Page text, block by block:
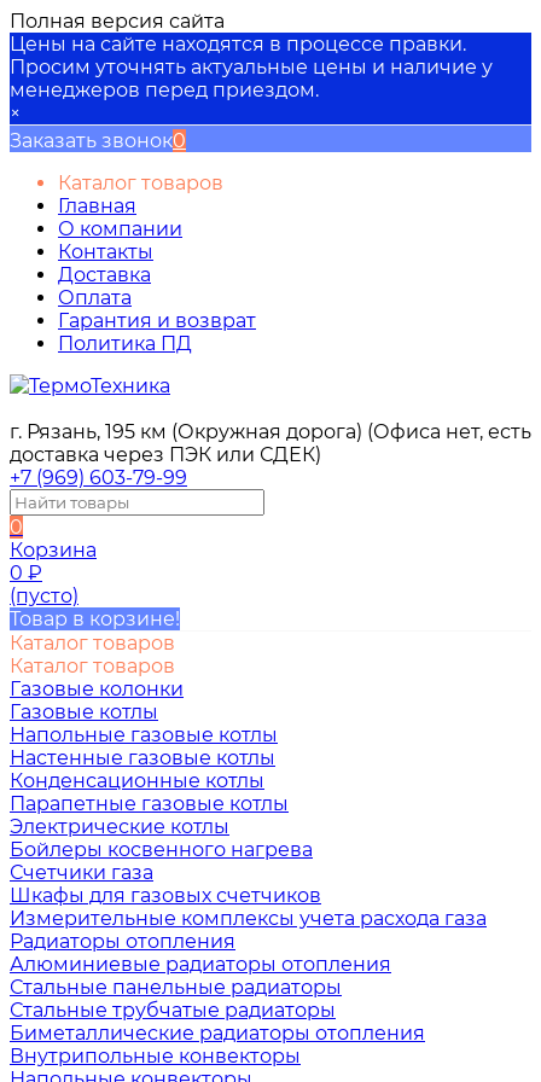
Полная версия сайта
Цены на сайте находятся в процессе правки.
Просим уточнять актуальные цены и наличие у
менеджеров перед приездом.
×
Заказать звонок0
Каталог товаров
Главная
О компании
Контакты
Доставка
Оплата
Гарантия и возврат
Политика ПД
г. Рязань, 195 км (Окружная дорога) (Офиса нет, есть
доставка через ПЭК или СДЕК)
+7 (969) 603-79-99
0
Корзина
0 ₽
(пусто)
Товар в корзине!
Каталог товаров
Каталог товаров
Газовые колонки
Газовые котлы
Напольные газовые котлы
Настенные газовые котлы
Конденсационные котлы
Парапетные газовые котлы
Электрические котлы
Бойлеры косвенного нагрева
Счетчики газа
Шкафы для газовых счетчиков
Измерительные комплексы учета расхода газа
Радиаторы отопления
Алюминиевые радиаторы отопления
Стальные панельные радиаторы
Стальные трубчатые радиаторы
Биметаллические радиаторы отопления
Внутрипольные конвекторы